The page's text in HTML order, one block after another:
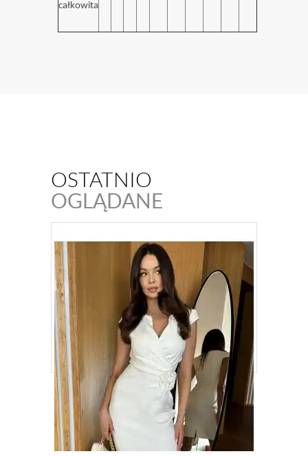
całkowita
OSTATNIO
OGLĄDANE
ELEGANCKA SUKIENKA Z KOPERTOWYM
DEKOLTEM I RÓŻĄ KM416 KREMOWY
289,00ZŁ